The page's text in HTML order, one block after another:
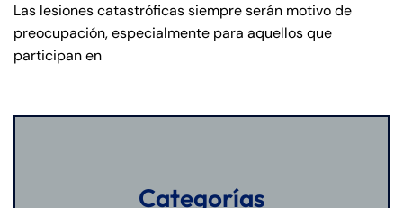
Las lesiones catastróficas siempre serán motivo de
preocupación, especialmente para aquellos que
participan en
Categorías